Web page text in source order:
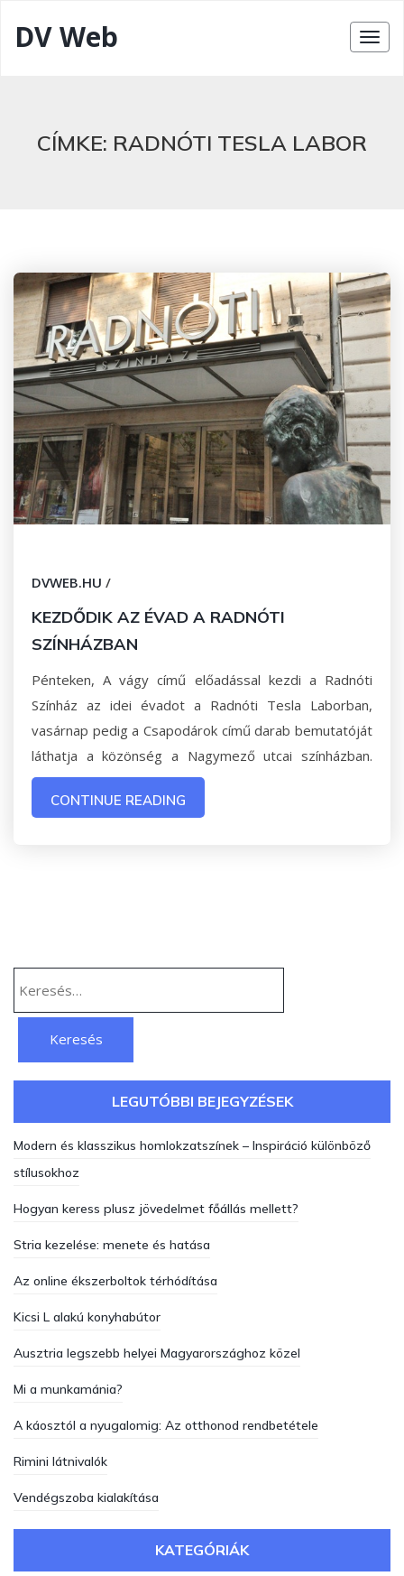
DV Web
CÍMKE: RADNÓTI TESLA LABOR
DVWEB.HU /
KEZDŐDIK AZ ÉVAD A RADNÓTI
SZÍNHÁZBAN
Pénteken, A vágy című előadással kezdi a Radnóti
Színház az idei évadot a Radnóti Tesla Laborban,
vasárnap pedig a Csapodárok című darab bemutatóját
láthatja a közönség a Nagymező utcai színházban.
CONTINUE READING
LEGUTÓBBI BEJEGYZÉSEK
Modern és klasszikus homlokzatszínek – Inspiráció különböző
stílusokhoz
Hogyan keress plusz jövedelmet főállás mellett?
Stria kezelése: menete és hatása
Az online ékszerboltok térhódítása
Kicsi L alakú konyhabútor
Ausztria legszebb helyei Magyarországhoz közel
Mi a munkamánia?
A káosztól a nyugalomig: Az otthonod rendbetétele
Rimini látnivalók
Vendégszoba kialakítása
KATEGÓRIÁK